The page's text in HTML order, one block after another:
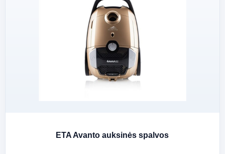
ETA Avanto auksinės spalvos